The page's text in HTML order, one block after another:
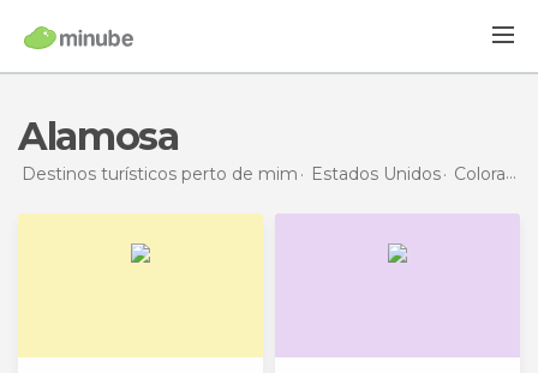
Alamosa
Destinos turísticos perto de mim Estados Unidos Colorado